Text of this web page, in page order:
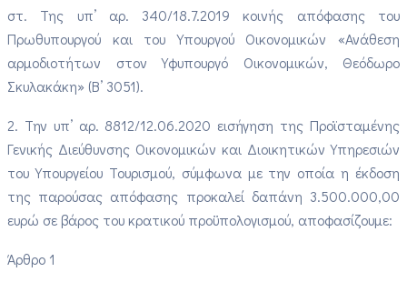
στ. Της υπ’ αρ. 340/18.7.2019 κοινής απόφασης του
Πρωθυπουργού και του Υπουργού Οικονομικών «Ανάθεση
αρμοδιοτήτων στον Υφυπουργό Οικονομικών, Θεόδωρο
Σκυλακάκη» (Β’ 3051).
2. Την υπ’ αρ. 8812/12.06.2020 εισήγηση της Προϊσταμένης
Γενικής Διεύθυνσης Οικονομικών και Διοικητικών Υπηρεσιών
του Υπουργείου Τουρισμού, σύμφωνα με την οποία η έκδοση
της παρούσας απόφασης προκαλεί δαπάνη 3.500.000,00
ευρώ σε βάρος του κρατικού προϋπολογισμού, αποφασίζουμε:
Άρθρο 1